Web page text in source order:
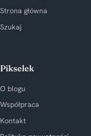
Strona główna
Szukaj
Pikselek
O blogu
Współpraca
Kontakt